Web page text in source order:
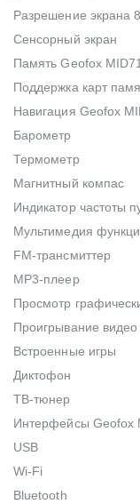
Разрешение экрана
Сенсорный экран
Память Geofox
Поддержка карт
Навигация Geofox
Барометр
Термометр
Магнитный компас
Индикатор частоты
Мультимедия
FM-трансмиттер
MP3-плеер
Просмотр
Проигрывание видео
Встроенные игры
Диктофон
ТВ-тюнер
Интерфейсы Geofox
USB
Wi-Fi
Bluetooth